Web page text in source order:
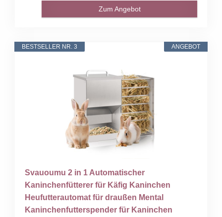
Zum Angebot
ANGEBOT
BESTSELLER NR. 3
Svauoumu 2 in 1 Automatischer
Kaninchenfütterer für Käfig Kaninchen
Heufutterautomat für draußen Mental
Kaninchenfutterspender für Kaninchen